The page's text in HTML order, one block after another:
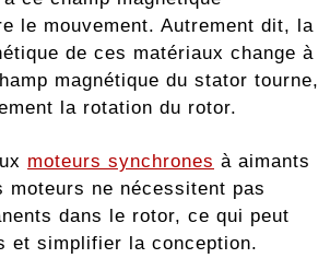
le mouvement. Autrement dit, la
de ces matériaux change à
magnétique du stator tourne,
la rotation du rotor.
moteurs synchrones à aimants
moteurs ne nécessitent pas
dans le rotor, ce qui peut
et simplifier la conception.